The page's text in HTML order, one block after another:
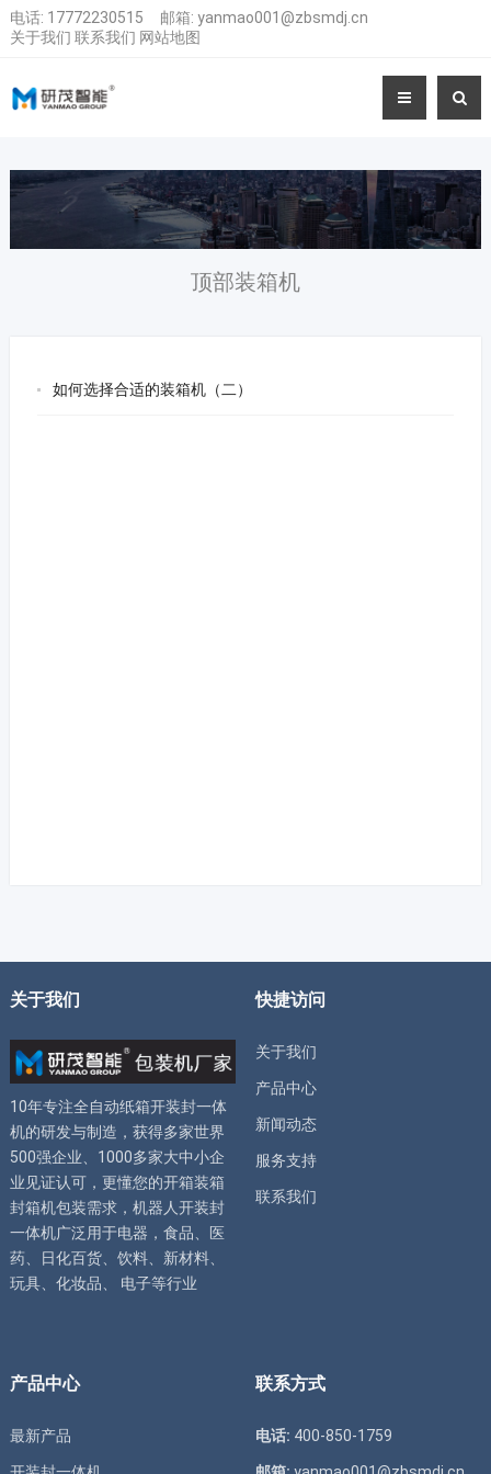
电话: 17772230515 邮箱: yanmao001@zbsmdj.cn
关于我们 联系我们 网站地图
顶部装箱机
如何选择合适的装箱机（二）
关于我们
10年专注全自动纸箱开装封一体
机的研发与制造，获得多家世界
500强企业、1000多家大中小企
业见证认可，更懂您的开箱装箱
封箱机包装需求， 机器人开装封
一体机广泛用于电器，食品、医
药、日化百货、饮料、新材料、
玩具、化妆品、 电子等行业
快捷访问
关于我们
产品中心
新闻动态
服务支持
联系我们
产品中心
最新产品
联系方式
电话: 400-850-1759